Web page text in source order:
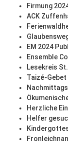
Firmung
ACK
EM 2024
Ensemble
Lesekreis
Taizé-Gebet
Herzliche
Helfer